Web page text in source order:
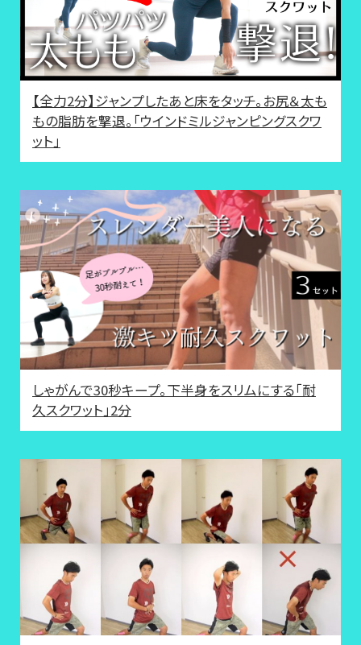
【全力2分】ジャンプしたあと床をタッチ。お尻＆太も
もの脂肪を撃退。「ウインドミルジャンピングスクワ
ット」
しゃがんで30秒キープ。下半身をスリムにする「耐
久スクワット」2分